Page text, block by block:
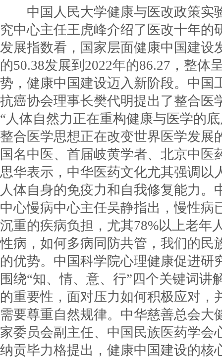
中国人民大学健康与医改政策实
究中心主任王虎峰介绍了医改十年的
发展指数看，国家层面健康中国建设
的50.38发展到2022年的86.27，整体
势，健康中国建设迈入新阶段。中国
抗癌协会理事长樊代明提出了整合医
“人体自然力正在重构健康与医学的
整合医学思想正在改变世界医学发展
国名中医、首届岐黄学者、北京中医
思华表示，中华医药文化尤其强调以
人体自身的免疫力和自我修复能力。
中心慢病中心主任吴静指出，慢性病
沉重的疾病负担，尤其78%以上老年
性病，如何多病同防共管，我们的民
的优势。中国科学院心理健康促进研
围绕“知、情、意、行”四个关键词讲
的重要性，面对压力如何积极应对，
需要尊重自然规律。中华慈善总会大
家委员会副主任、中国民族医药学会
纳贡毕力格提出，健康中国建设的核